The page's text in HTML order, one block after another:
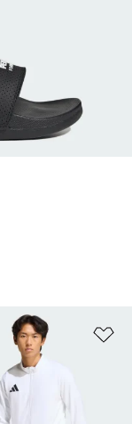
życzeń